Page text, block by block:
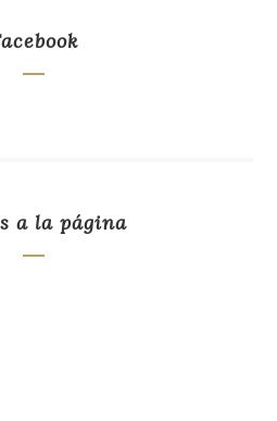
a la página